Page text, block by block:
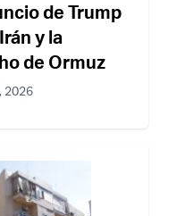
de Trump
y la
de Ormuz
2026